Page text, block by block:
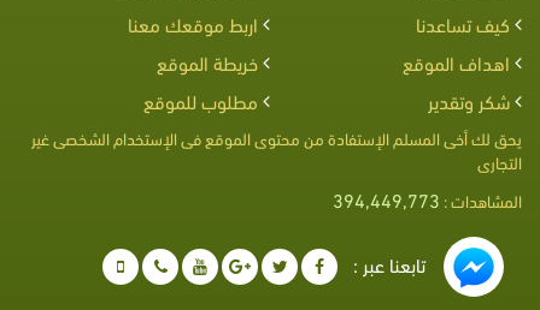
كيف تساعدنا
اربط موقعك معنا
اهداف الموقع
خريطة الموقع
شكر وتقدير
مطلوب للموقع
يحق لك أخى المسلم الإستفادة من محتوى الموقع فى الإستخدام الشخصى غير
التجارى
المشاهدات : 394,449,773
تابعنا عبر :